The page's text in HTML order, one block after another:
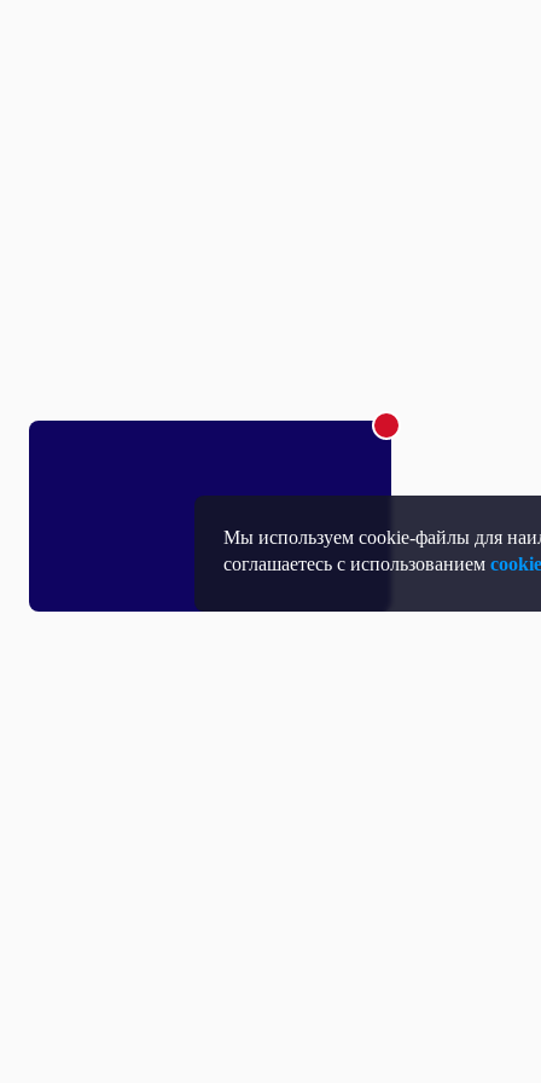
Мы используем cookie-файлы для
соглашаетесь с использованием